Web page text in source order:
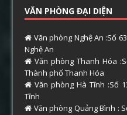
VĂN PHÒNG ĐẠI DIỆN
Văn phòng Nghệ An :Số
Nghệ An
Văn phòng Thanh Hóa
Thành phố Thanh Hóa
Văn phòng Hà Tĩnh :Số
Tĩnh
Văn phòng Quảng Bình :